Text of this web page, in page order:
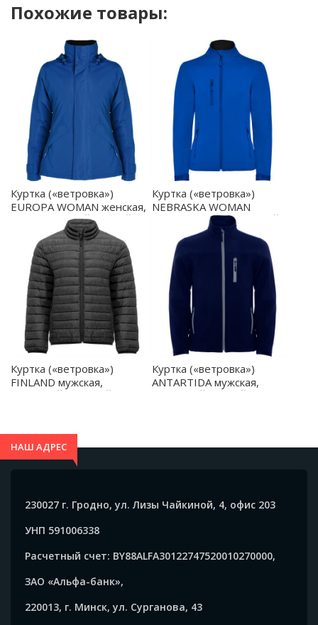
петлей для ремня на липучке.
Похожие товары:
Куртка («ветровка»)
EUROPA WOMAN женская,
КОРОЛЕВСКИЙ СИНИЙ XL
- PK50780405
Куртка («ветровка»)
NEBRASKA WOMAN
женская, КОРОЛЕВСКИЙ
СИНИЙ L - SS64370305
Куртка («ветровка»)
FINLAND мужская,
Куртка («ветровка»)
ANTARTIDA мужская,
НАШ АДРЕС
230027 г. Гродно, ул. Лизы Чайкиной, 4, офис 203
УНП 591006338
Расчетный счет: BY88ALFA30122747520010270000,
ЗАО «Альфа-банк»,
220013, г. Минск, ул. Сурганова, 43